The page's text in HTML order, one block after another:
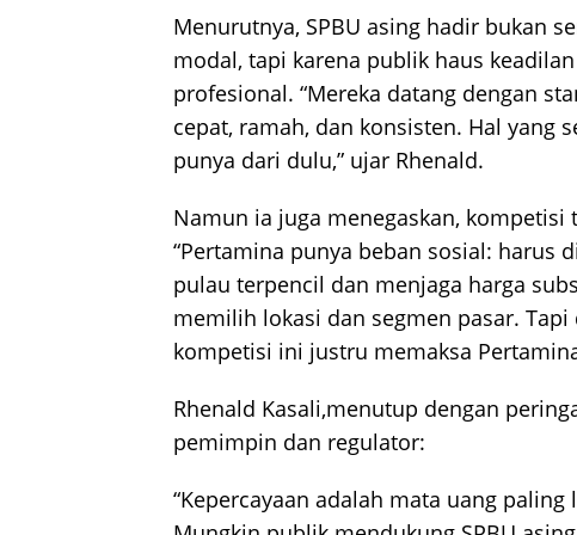
Menurutnya, SPBU asing hadir bukan
modal, tapi karena publik haus
profesional. “Mereka datang dengan
cepat, ramah, dan konsisten. Hal yang
punya dari dulu,” ujar Rhenald.
Namun ia juga menegaskan, kompetisi
“Pertamina punya beban sosial: harus
pulau terpencil dan menjaga harga
memilih lokasi dan segmen pasar.
kompetisi ini justru memaksa
Rhenald Kasali,menutup dengan
pemimpin dan regulator:
“Kepercayaan adalah mata uang paling